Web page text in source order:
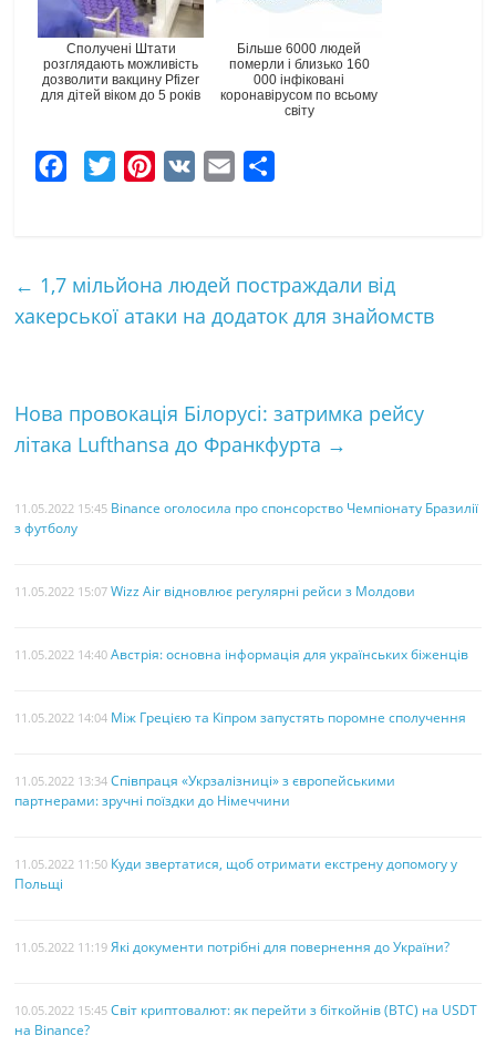
Сполучені Штати
розглядають можливість
дозволити вакцину Pfizer
для дітей віком до 5 років
Більше 6000 людей
померли і близько 160
000 інфіковані
коронавірусом по всьому
світу
b
o
t
e
e
r
t
l
к
а
← 1,7 мільйона людей постраждали від
хакерської атаки на додаток для знайомств
Нова провокація Білорусі: затримка рейсу
літака Lufthansa до Франкфурта →
11.05.2022 15:45 Binance оголосила про спонсорство Чемпіонату Бразилії
з футболу
11.05.2022 15:07 Wizz Air відновлює регулярні рейси з Молдови
11.05.2022 14:40 Австрія: основна інформація для українських біженців
11.05.2022 14:04 Між Грецією та Кіпром запустять поромне сполучення
11.05.2022 13:34 Співпраця «Укрзалізниці» з європейськими
партнерами: зручні поїздки до Німеччини
11.05.2022 11:50 Куди звертатися, щоб отримати екстрену допомогу у
Польщі
11.05.2022 11:19 Які документи потрібні для повернення до України?
10.05.2022 15:45 Світ криптовалют: як перейти з біткойнів (BTC) на USDT
на Binance?